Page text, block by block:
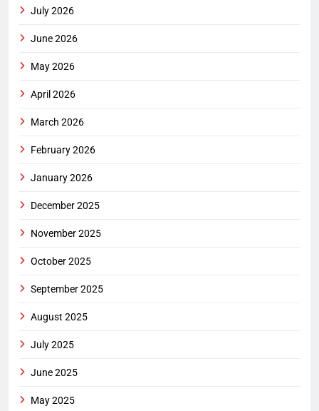
July 2026
June 2026
May 2026
April 2026
March 2026
February 2026
January 2026
December 2025
November 2025
October 2025
September 2025
August 2025
July 2025
June 2025
May 2025